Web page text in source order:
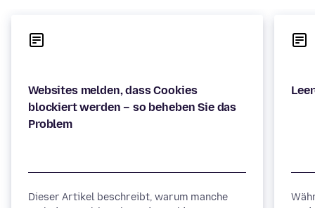
Websites melden, dass Cookies
blockiert werden – so beheben Sie das
Problem
Dieser Artikel beschreibt, warum manche